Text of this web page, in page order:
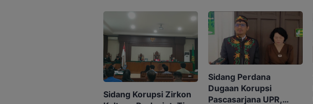
Sidang Korupsi Zirkon
Sidang Perdana
Dugaan Korupsi
Pascasarjana UPR,